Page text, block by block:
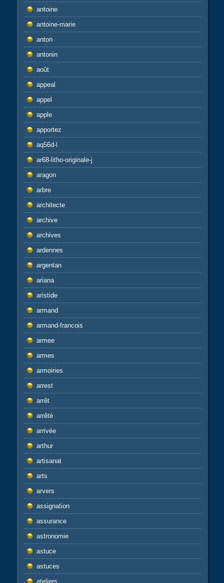
antoine
antoine-marie
anton
antonin
août
appeal
appel
apple
apportez
aq56d-l
ar68-litho-originale-j
aragon
arbre
architecte
archive
archives
ardennes
argentan
ariana
aristide
armand
armand-francois
armee
armes
armoiries
arrest
arrêt
arrêté
arrivée
arthur
artisanat
arts
arvers
assignation
assurance
astronomie
astuce
astuces
ateliers